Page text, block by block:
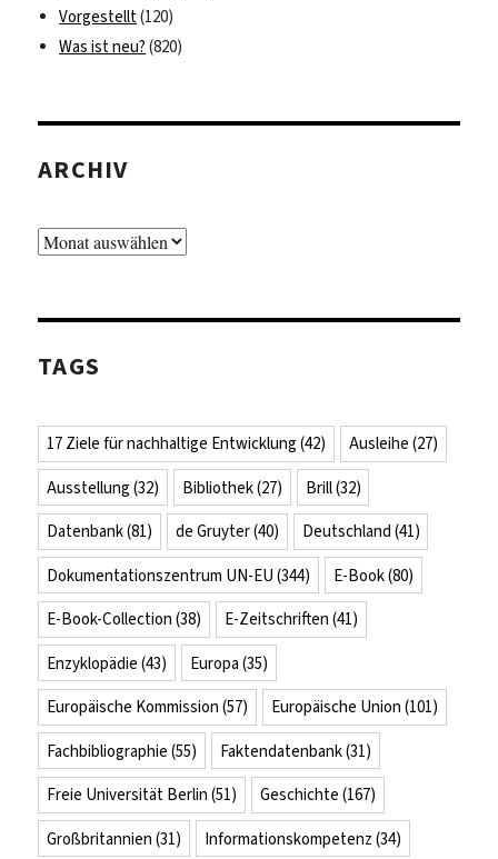
Vorgestellt(120)
Was ist neu? (820)
ARCHIV
Archiv
TAGS
17 Ziele für nachhaltige Entwicklung (42) Ausleihe (27)
Ausstellung (32) Bibliothek(27) Brill(32)
Datenbank(81) de Gruyter(40) Deutschland (41)
Dokumentationszentrum UN-EU (344) E-Book(80)
E-Book-Collection (38) E-Zeitschriften (41)
Enzyklopädie (43) Europa (35)
Europäische Kommission (57) Europäische Union (101)
Fachbibliographie (55) Faktendatenbank(31)
Freie Universität Berlin (51) Geschichte (167)
Großbritannien (31) Informationskompetenz (34)